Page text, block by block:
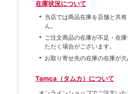
在庫状況について
当店では商品在庫を店舗と共
ん。
ご注文商品の在庫が不足・在
ただく場合がございます。
お取り寄せ先の在庫の在庫が
Tamca（タムカ）について